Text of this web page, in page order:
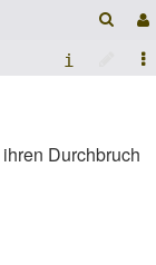
ihren Durchbruch